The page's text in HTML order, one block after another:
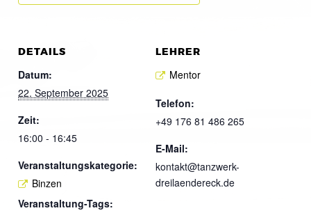
DETAILS
Datum:
22. September 2025
Zeit:
16:00 - 16:45
Veranstaltungskategorie:
Binzen
Veranstaltung-Tags:
LEHRER
Mentor
Telefon:
+49 176 81 486 265
E-Mail:
kontakt@tanzwerk-
dreilaendereck.de